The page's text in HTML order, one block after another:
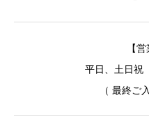
【
平日、土日
（ 最終ご入